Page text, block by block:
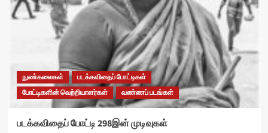
நுண்கலைகள்
படக்கவிதைப் போட்டிகள்
போட்டிகளின் வெற்றியாளர்கள்
வண்ணப் படங்கள்
படக்கவிதைப் போட்டி 298இன் முடிவுகள்